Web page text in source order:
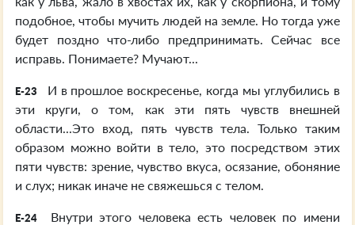
подобное, чтобы мучить людей на земле. Но тогда уже
будет поздно что-либо предпринимать. Сейчас все
исправь. Понимаете? Мучают...
E-23
И в прошлое воскресенье, когда мы углубились в
эти круги, о том, как эти пять чувств внешней
области...Это вход, пять чувств тела. Только таким
образом можно войти в тело, это посредством этих
пяти чувств: зрение, чувство вкуса, осязание, обоняние
и слух; никак иначе не свяжешься с телом.
E-24
Внутри этого человека есть человек по имени